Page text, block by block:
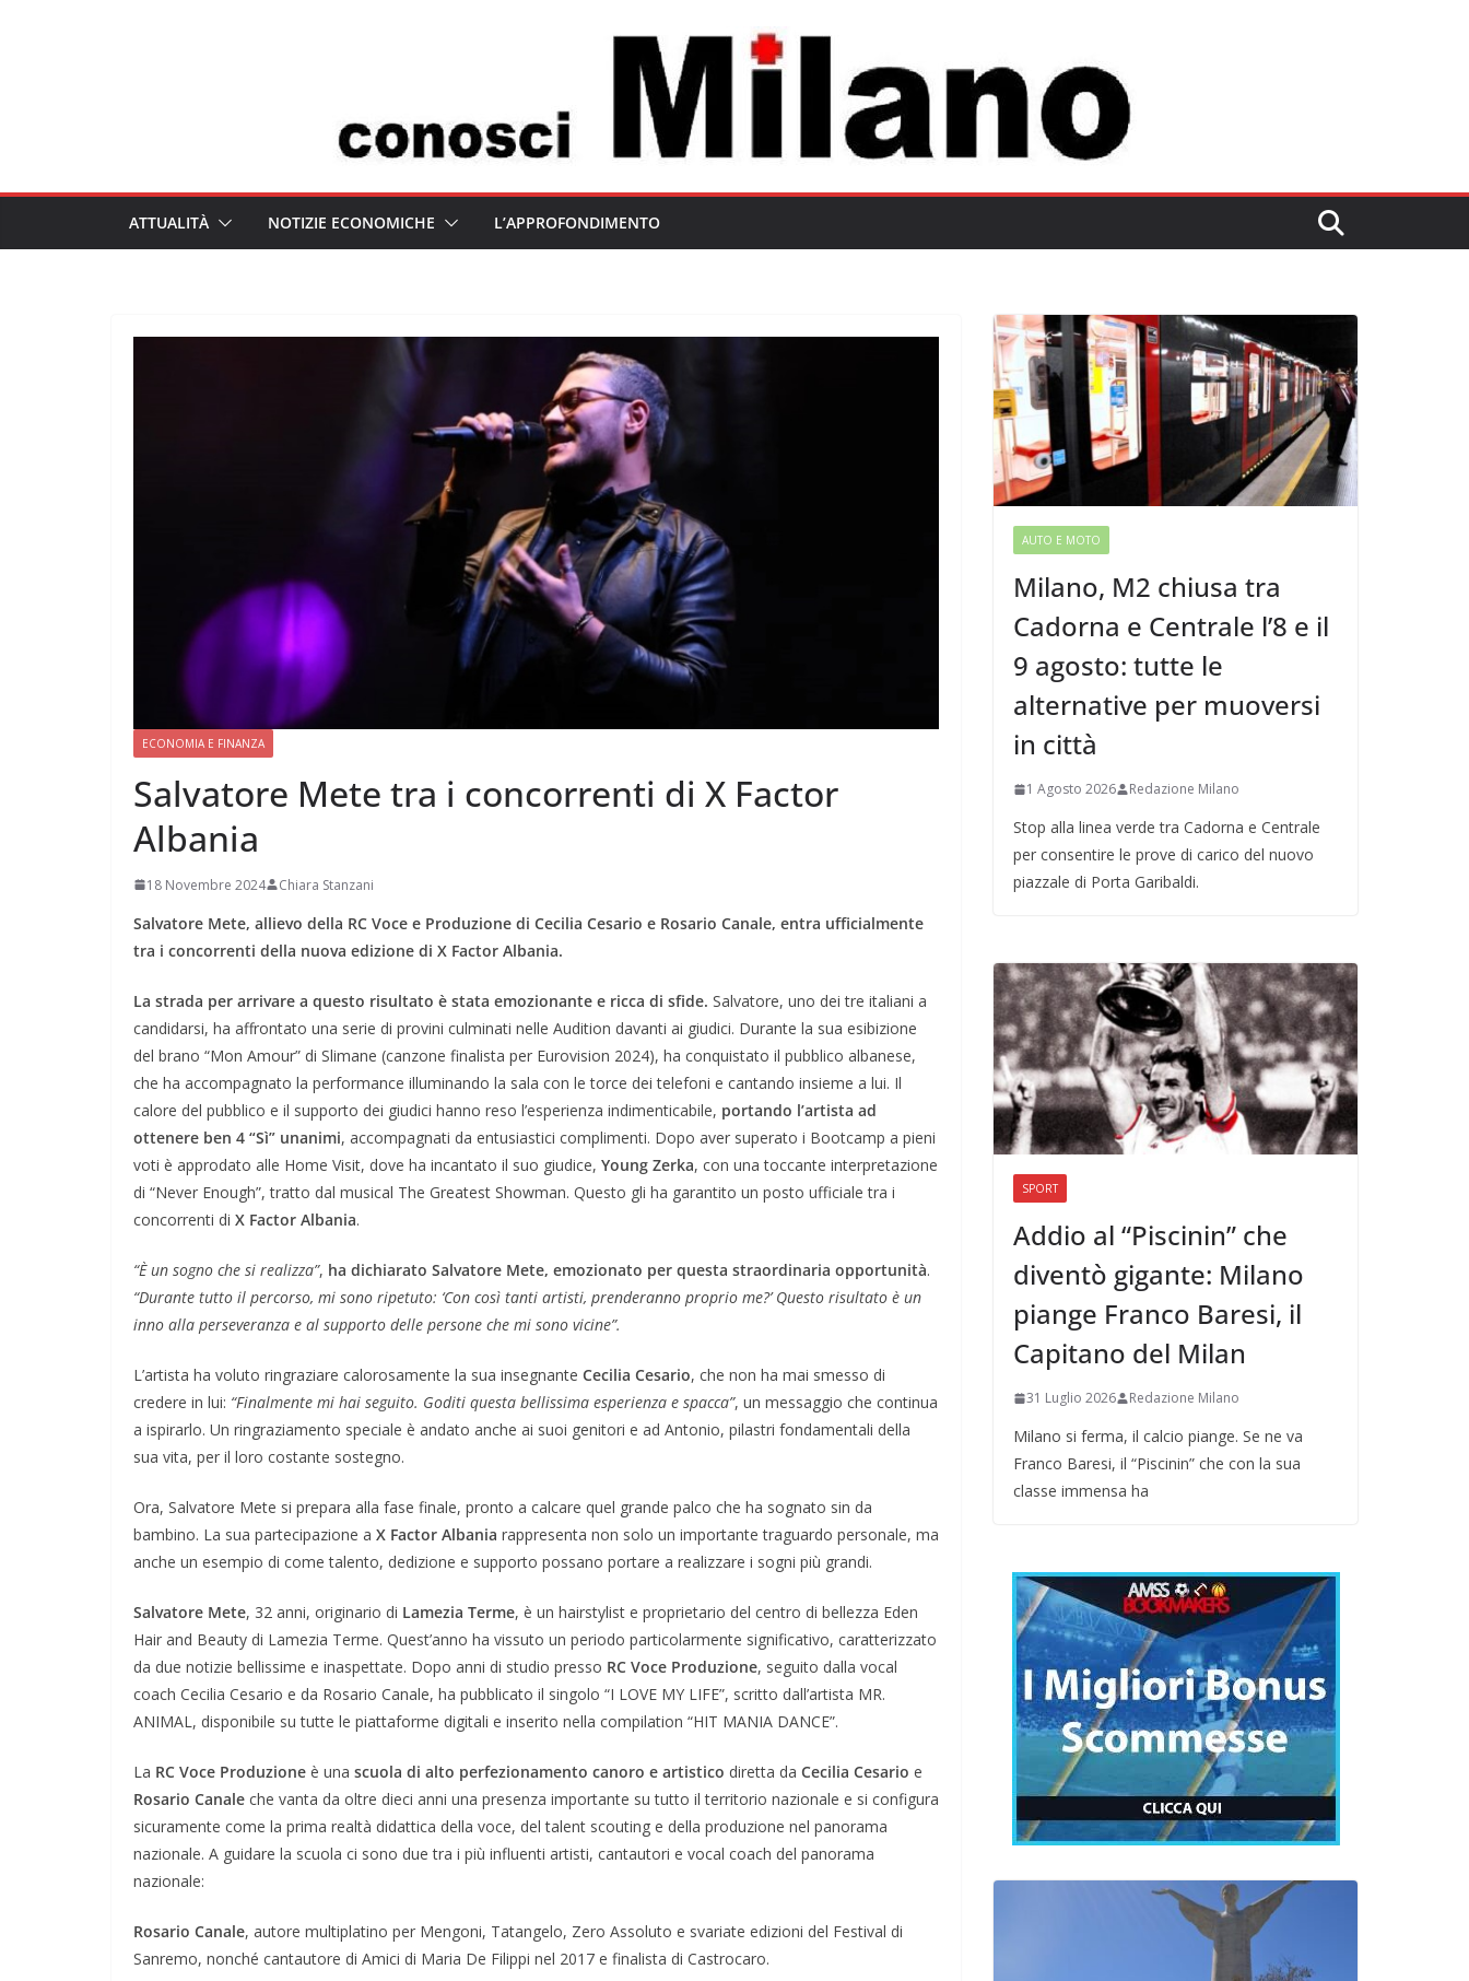
ATTUALITÀ NOTIZIE ECONOMICHE L’APPROFONDIMENTO
ECONOMIA E FINANZA
Salvatore Mete tra i concorrenti di X Factor
Albania
18 Novembre 2024 Chiara Stanzani
Salvatore Mete, allievo della RC Voce e Produzione di Cecilia Cesario e Rosario Canale, entra ufficialmente
tra i concorrenti della nuova edizione di X Factor Albania.
La strada per arrivare a questo risultato è stata emozionante e ricca di sfide. Salvatore, uno dei tre italiani a
candidarsi, ha affrontato una serie di provini culminati nelle Audition davanti ai giudici. Durante la sua esibizione
del brano “Mon Amour” di Slimane (canzone finalista per Eurovision 2024), ha conquistato il pubblico albanese,
che ha accompagnato la performance illuminando la sala con le torce dei telefoni e cantando insieme a lui. Il
calore del pubblico e il supporto dei giudici hanno reso l’esperienza indimenticabile, portando l’artista ad
ottenere ben 4 “Sì” unanimi, accompagnati da entusiastici complimenti. Dopo aver superato i Bootcamp a pieni
voti è approdato alle Home Visit, dove ha incantato il suo giudice, Young Zerka, con una toccante interpretazione
di “Never Enough”, tratto dal musical The Greatest Showman. Questo gli ha garantito un posto ufficiale tra i
concorrenti di X Factor Albania.
“È un sogno che si realizza”, ha dichiarato Salvatore Mete, emozionato per questa straordinaria opportunità.
“Durante tutto il percorso, mi sono ripetuto: ‘Con così tanti artisti, prenderanno proprio me?’ Questo risultato è un
inno alla perseveranza e al supporto delle persone che mi sono vicine”.
L’artista ha voluto ringraziare calorosamente la sua insegnante Cecilia Cesario, che non ha mai smesso di
credere in lui: “Finalmente mi hai seguito. Goditi questa bellissima esperienza e spacca”, un messaggio che continua
a ispirarlo. Un ringraziamento speciale è andato anche ai suoi genitori e ad Antonio, pilastri fondamentali della
sua vita, per il loro costante sostegno.
Ora, Salvatore Mete si prepara alla fase finale, pronto a calcare quel grande palco che ha sognato sin da
bambino. La sua partecipazione a X Factor Albania rappresenta non solo un importante traguardo personale, ma
anche un esempio di come talento, dedizione e supporto possano portare a realizzare i sogni più grandi.
Salvatore Mete, 32 anni, originario di Lamezia Terme, è un hairstylist e proprietario del centro di bellezza Eden
Hair and Beauty di Lamezia Terme. Quest’anno ha vissuto un periodo particolarmente significativo, caratterizzato
da due notizie bellissime e inaspettate. Dopo anni di studio presso RC Voce Produzione, seguito dalla vocal
coach Cecilia Cesario e da Rosario Canale, ha pubblicato il singolo “I LOVE MY LIFE”, scritto dall’artista MR.
ANIMAL, disponibile su tutte le piattaforme digitali e inserito nella compilation “HIT MANIA DANCE”.
La RC Voce Produzione è una scuola di alto perfezionamento canoro e artistico diretta da Cecilia Cesario e
Rosario Canale che vanta da oltre dieci anni una presenza importante su tutto il territorio nazionale e si configura
sicuramente come la prima realtà didattica della voce, del talent scouting e della produzione nel panorama
nazionale. A guidare la scuola ci sono due tra i più influenti artisti, cantautori e vocal coach del panorama
nazionale:
Rosario Canale, autore multiplatino per Mengoni, Tatangelo, Zero Assoluto e svariate edizioni del Festival di
Sanremo, nonché cantautore di Amici di Maria De Filippi nel 2017 e finalista di Castrocaro.
AUTO E MOTO
Milano, M2 chiusa tra
Cadorna e Centrale l’8 e il
9 agosto: tutte le
alternative per muoversi
in città
1 Agosto 2026 Redazione Milano
Stop alla linea verde tra Cadorna e Centrale
per consentire le prove di carico del nuovo
piazzale di Porta Garibaldi.
SPORT
Addio al “Piscinin” che
diventò gigante: Milano
piange Franco Baresi, il
Capitano del Milan
31 Luglio 2026 Redazione Milano
Milano si ferma, il calcio piange. Se ne va
Franco Baresi, il “Piscinin” che con la sua
classe immensa ha